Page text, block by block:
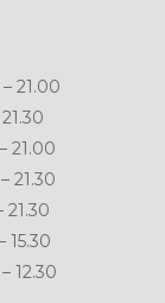
21.00
21.00
21.30
21.30
15.30
12.30